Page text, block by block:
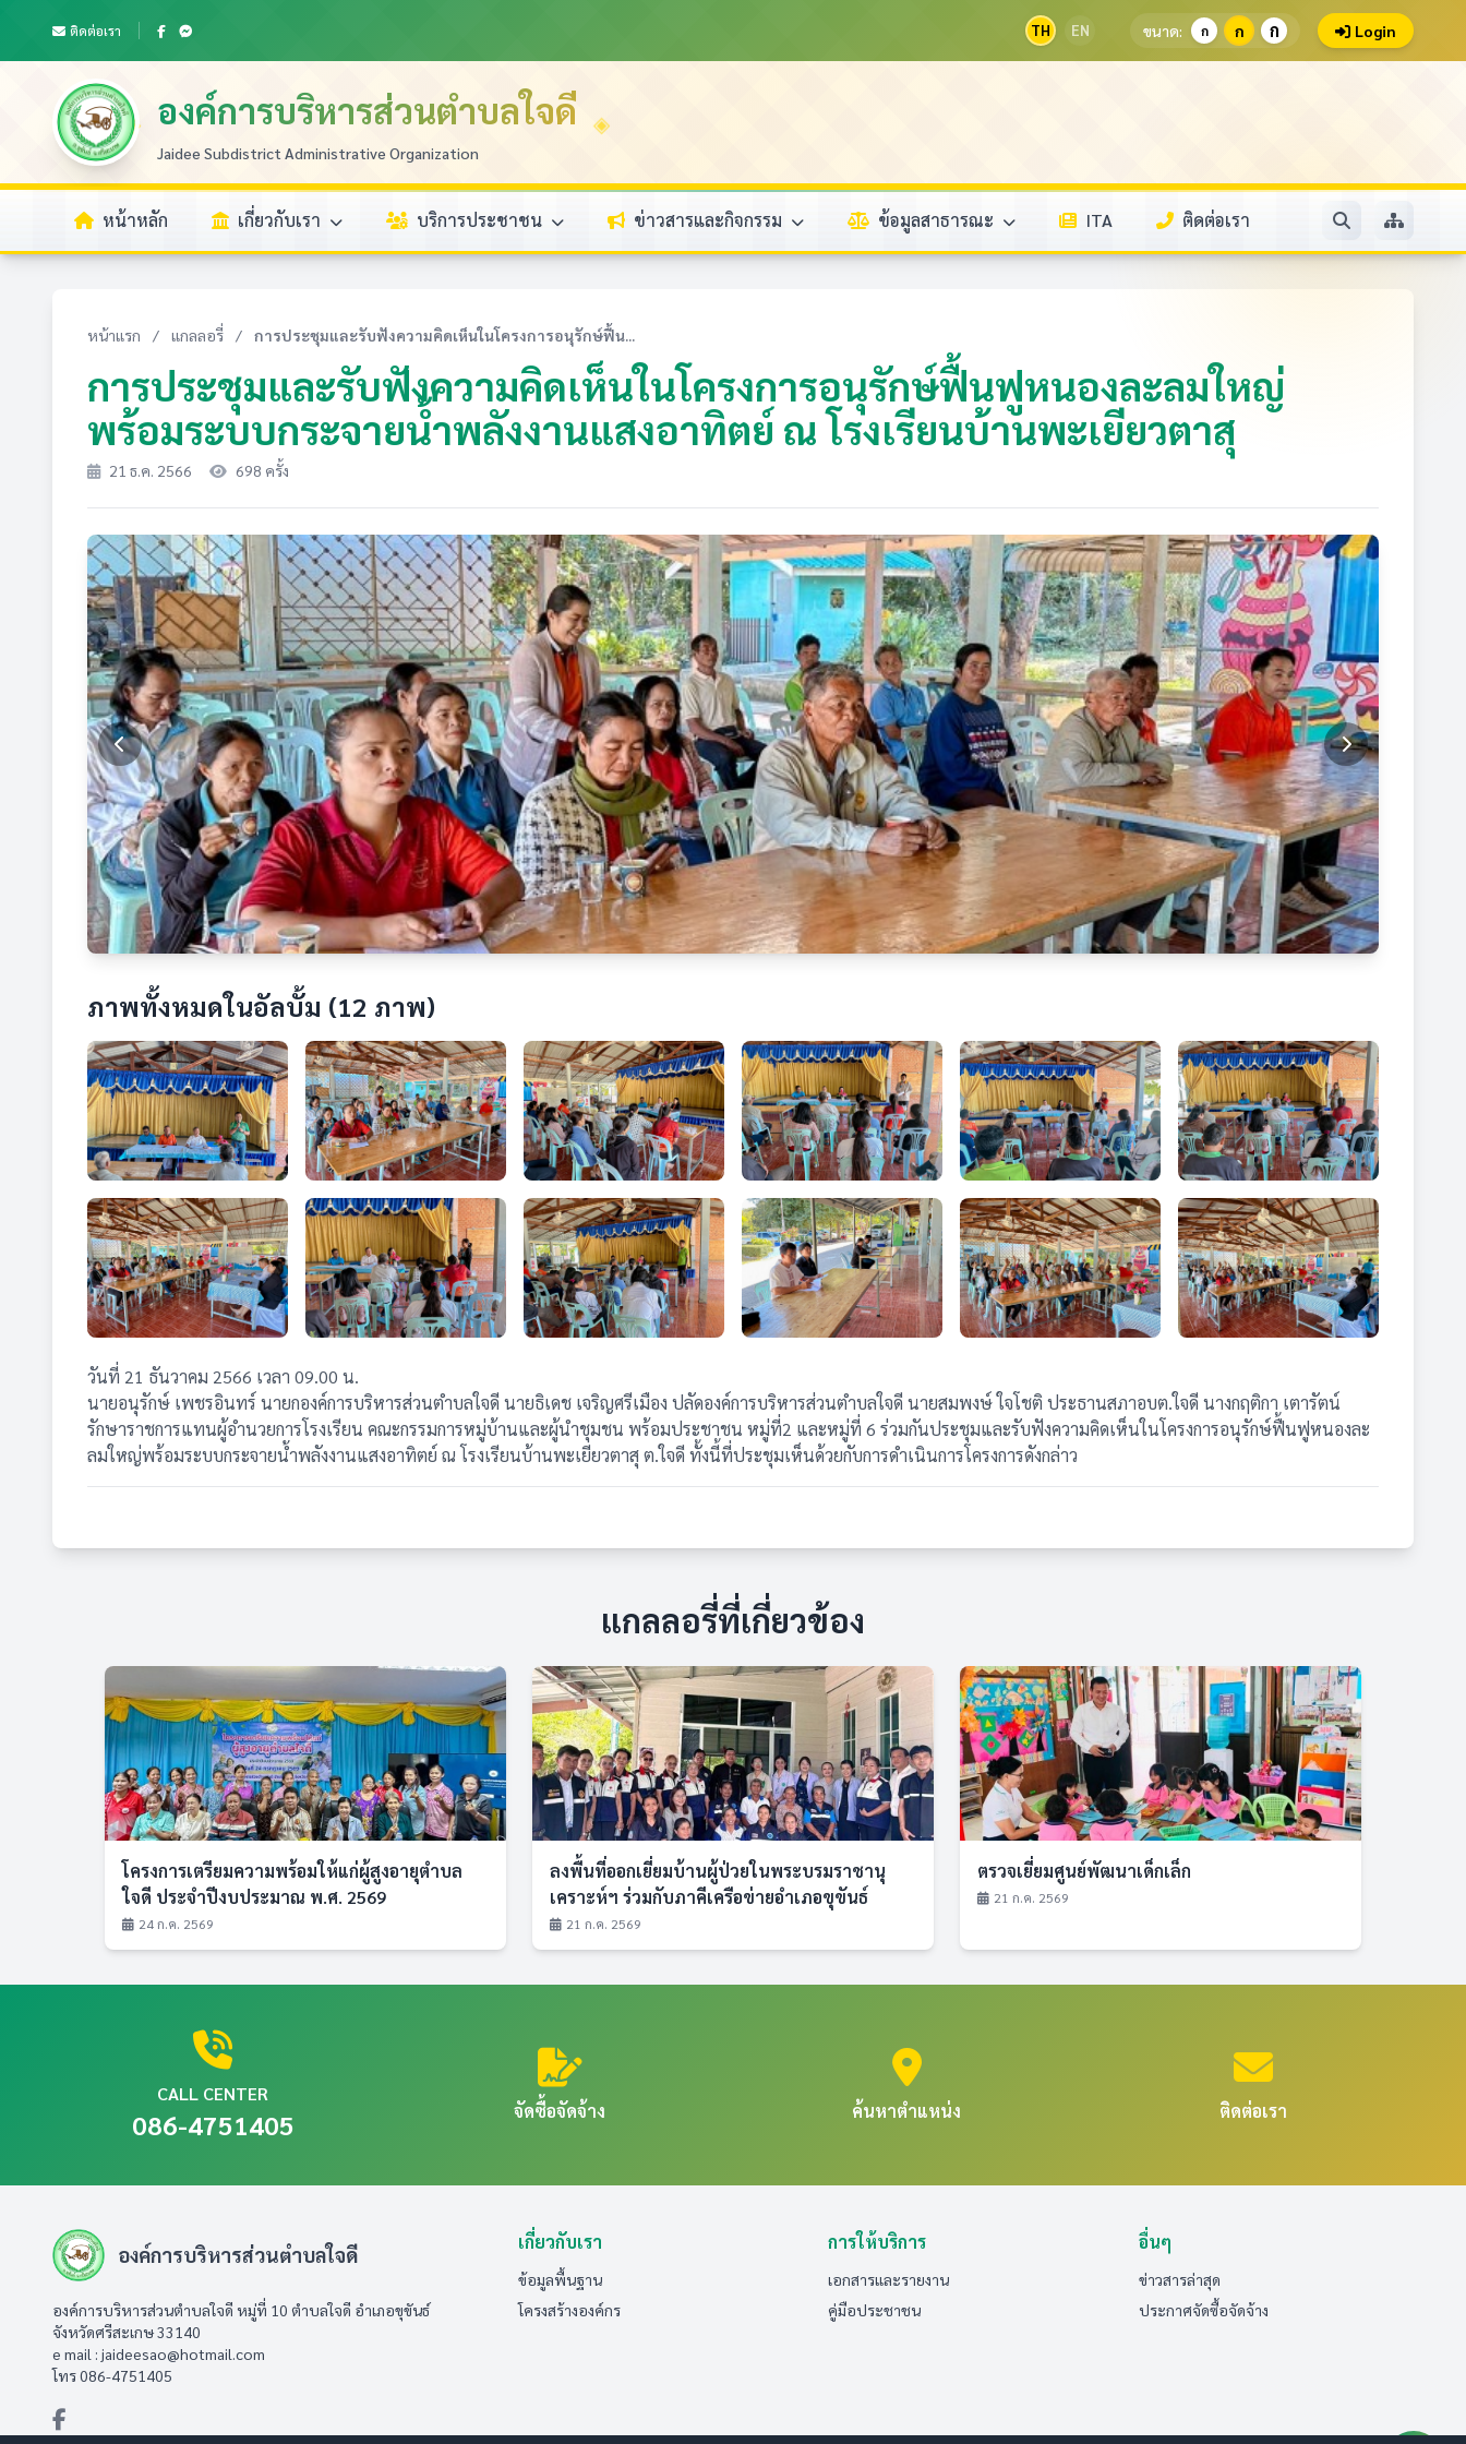
ติดต่อเรา TH EN ขนาด: ก ก ก Login
องค์การบริหารส่วนตำบลใจดี
Jaidee Subdistrict Administrative Organization
หน้าหลัก เกี่ยวกับเรา บริการประชาชน ข่าวสารและกิจกรรม ข้อมูลสาธารณะ ITA ติดต่อเรา
หน้าแรก / แกลลอรี่ / การประชุมและรับฟังความคิดเห็นในโครงการอนุรักษ์ฟื้น...
การประชุมและรับฟังความคิดเห็นในโครงการอนุรักษ์ฟื้นฟูหนองละลมใหญ่
พร้อมระบบกระจายน้ำพลังงานแสงอาทิตย์ ณ โรงเรียนบ้านพะเยียวตาสุ
21 ธ.ค. 2566 698 ครั้ง
ภาพทั้งหมดในอัลบั้ม (12 ภาพ)
วันที่ 21 ธันวาคม 2566 เวลา 09.00 น.
นายอนุรักษ์ เพชรอินทร์ นายกองค์การบริหารส่วนตำบลใจดี นายธิเดช เจริญศรีเมือง ปลัดองค์การบริหารส่วนตำบลใจดี นายสมพงษ์ ใจโชติ ประธานสภาอบต.ใจดี นางกฤติกา เตารัตน์
รักษาราชการแทนผู้อำนวยการโรงเรียน คณะกรรมการหมู่บ้านและผู้นำชุมชน พร้อมประชาชน หมู่ที่2 และหมู่ที่ 6 ร่วมกันประชุมและรับฟังความคิดเห็นในโครงการอนุรักษ์ฟื้นฟูหนองละ
ลมใหญ่พร้อมระบบกระจายน้ำพลังงานแสงอาทิตย์ ณ โรงเรียนบ้านพะเยียวตาสุ ต.ใจดี ทั้งนี้ที่ประชุมเห็นด้วยกับการดำเนินการโครงการดังกล่าว
แกลลอรี่ที่เกี่ยวข้อง
โครงการเตรียมความพร้อมให้แก่ผู้สูงอายุตำบล
ใจดี ประจำปีงบประมาณ พ.ศ. 2569
24 ก.ค. 2569
ลงพื้นที่ออกเยี่ยมบ้านผู้ป่วยในพระบรมราชานุ
เคราะห์ฯ ร่วมกับภาคีเครือข่ายอำเภอขุขันธ์
21 ก.ค. 2569
ตรวจเยี่ยมศูนย์พัฒนาเด็กเล็ก
21 ก.ค. 2569
CALL CENTER
086-4751405 จัดซื้อจัดจ้าง ค้นหาตำแหน่ง ติดต่อเรา
องค์การบริหารส่วนตำบลใจดี
องค์การบริหารส่วนตำบลใจดี หมู่ที่ 10 ตำบลใจดี อำเภอขุขันธ์
จังหวัดศรีสะเกษ 33140
e mail : jaideesao@hotmail.com
โทร 086-4751405
เกี่ยวกับเรา
ข้อมูลพื้นฐาน
โครงสร้างองค์กร
การให้บริการ
เอกสารและรายงาน
คู่มือประชาชน
อื่นๆ
ข่าวสารล่าสุด
ประกาศจัดซื้อจัดจ้าง